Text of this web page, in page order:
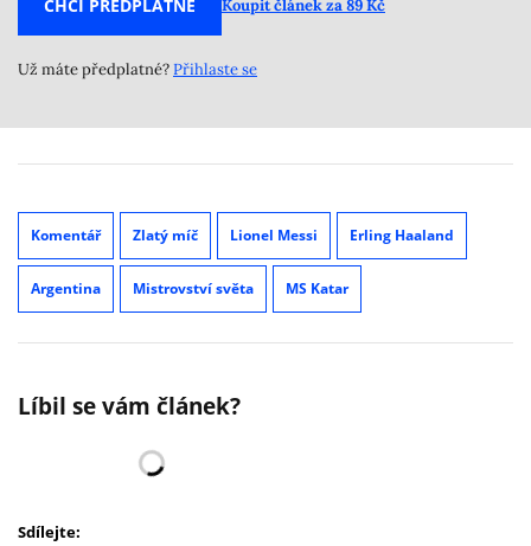
CHCI PŘEDPLATNÉ Koupit článek za 89 Kč
Už máte předplatné?Přihlaste se
Komentář Zlatý míč Lionel Messi Erling Haaland
Argentina Mistrovství světa MS Katar
Líbil se vám článek?
Sdílejte: